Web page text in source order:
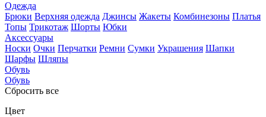
Одежда
Брюки Верхняя одежда Джинсы Жакеты Комбинезоны Платья
Топы Трикотаж Шорты Юбки
Аксессуары
Носки Очки Перчатки Ремни Сумки Украшения Шапки
Шарфы Шляпы
Обувь
Обувь
Сбросить все
Цвет